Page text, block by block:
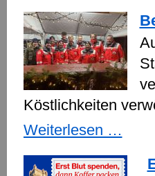
-
und
bleibt
bis
er
geht“
Köstlichkeiten
Weiterlesen …Sie
auf